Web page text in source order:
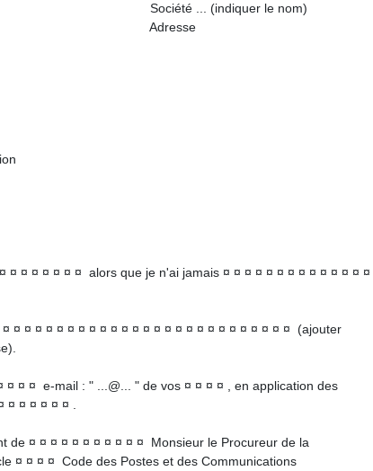
le nom)
¤ ¤ ¤ ¤ ¤ ¤ ¤ alors que je n'ai jamais ¤ ¤ ¤ ¤ ¤ ¤ ¤ ¤ ¤ ¤ ¤ ¤ ¤ ¤
¤ ¤ ¤ ¤ ¤ ¤ ¤ ¤ ¤ ¤ ¤ ¤ ¤ ¤ ¤ ¤ ¤ ¤ ¤ ¤ ¤ ¤ ¤ ¤ ¤ ¤ (ajouter
¤ ¤ e-mail : " ...@... " de vos ¤ ¤ ¤ ¤ , en application des
¤ ¤ ¤ ¤ ¤ .
de ¤ ¤ ¤ ¤ ¤ ¤ ¤ ¤ ¤ ¤ ¤ Monsieur le Procureur de la
¤ ¤ ¤ ¤ Code des Postes et des Communications